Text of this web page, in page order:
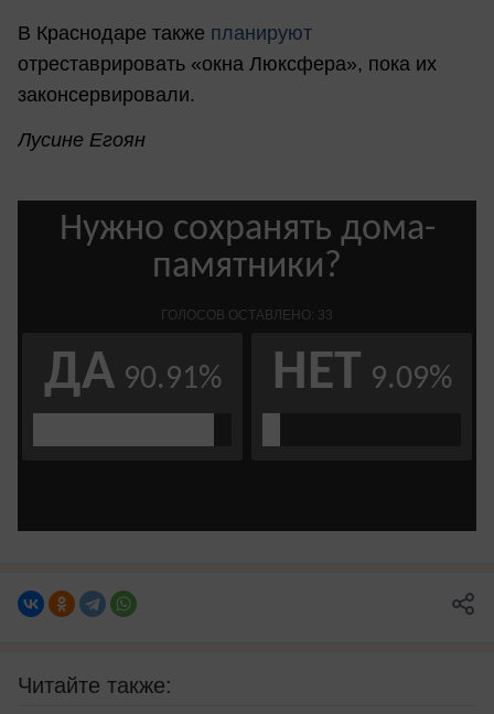
В Краснодаре также планируют
отреставрировать «окна Люксфера», пока их
законсервировали.
Лусине Егоян
Читайте также: